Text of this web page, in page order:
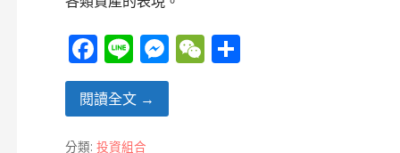
F
ac
e
b
Li
n
e
M
e
ss
W 分
閱讀全文 →
分類: 投資組合